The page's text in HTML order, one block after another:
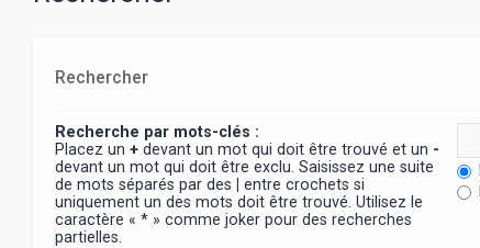
Rechercher
Recherche par mots-clés :
Placez un + devant un mot qui doit être trouvé et un -
devant un mot qui doit être exclu. Saisissez une suite
de mots séparés par des
entre crochets si
uniquement un des mots doit être trouvé. Utilisez le
caractère « * » comme joker pour des recherches
partielles.